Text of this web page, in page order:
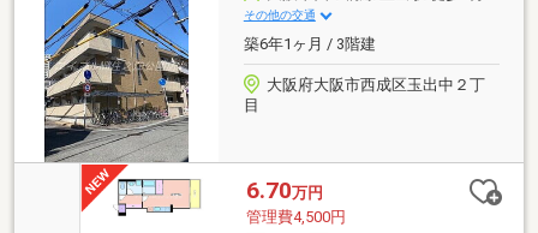
その他の交通
築6年1ヶ月 / 3階建
大阪府大阪市西成区玉出中２丁
目
6.70万円
管理費4,500円